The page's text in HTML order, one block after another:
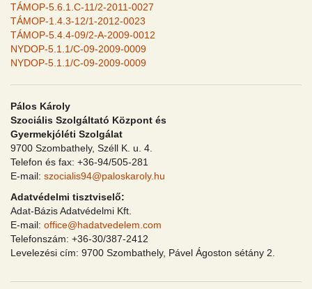
TÁMOP-5.6.1.C-11/2-2011-0027
TÁMOP-1.4.3-12/1-2012-0023
TÁMOP-5.4.4-09/2-A-2009-0012
NYDOP-5.1.1/C-09-2009-0009
NYDOP-5.1.1/C-09-2009-0009
Pálos Károly
Szociális Szolgáltató Központ és
Gyermekjóléti Szolgálat
9700 Szombathely, Széll K. u. 4.
Telefon és fax: +36-94/505-281
E-mail: szocialis94@paloskaroly.hu
Adatvédelmi tisztviselő:
Adat-Bázis Adatvédelmi Kft.
E-mail: office@hadatvedelem.com
Telefonszám: +36-30/387-2412
Levelezési cím: 9700 Szombathely, Pável Ágoston sétány 2.